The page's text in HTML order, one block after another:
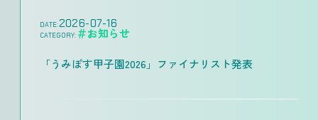
DATE:2026-07-16
CATEGORY: ＃お知らせ
「うみぽす甲子園2026」ファイナリスト発表